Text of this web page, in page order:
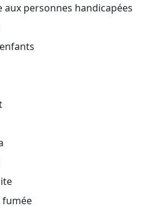
aux personnes handicapées
fumée